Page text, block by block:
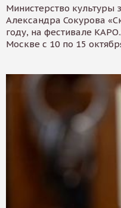
Министерство культуры
Александра Сокурова
году, на фестивале
Москве с 10 по 15